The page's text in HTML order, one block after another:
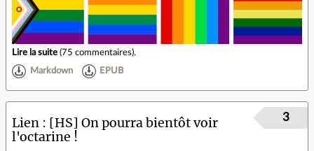
Lire la suite (75 commentaires).
Markdown EPUB
Lien
[HS] On pourra bientôt voir
l'octarine !
3